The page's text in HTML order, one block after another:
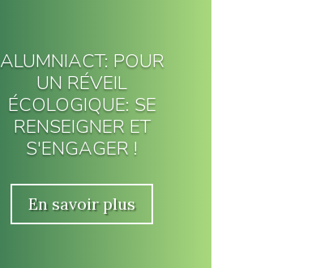
ALUMNIACT: POUR
UN RÉVEIL
ÉCOLOGIQUE: SE
RENSEIGNER ET
S'ENGAGER !
En savoir plus